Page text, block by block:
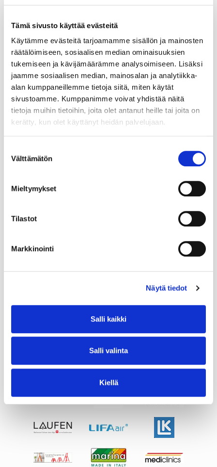
Tämä sivusto käyttää evästeitä
Käytämme evästeitä tarjoamamme sisällön ja mainosten
räätälöimiseen, sosiaalisen median ominaisuuksien
tukemiseen ja kävijämäärämme analysoimiseen. Lisäksi
jaamme sosiaalisen median, mainosalan ja analytiikka-
alan kumppaneillemme tietoja siitä, miten käytät
sivustoamme. Kumppanimme voivat yhdistää näitä
tietoja muihin tietoihin, joita olet antanut heille tai joita on
kerätty, kun olet käyttänyt heidän palvelujaan.
valinta
Välttämätön
Mieltymykset
Tilastot
Markkinointi
Näytä tiedot
Salli kaikki
Salli valinta
Kiellä